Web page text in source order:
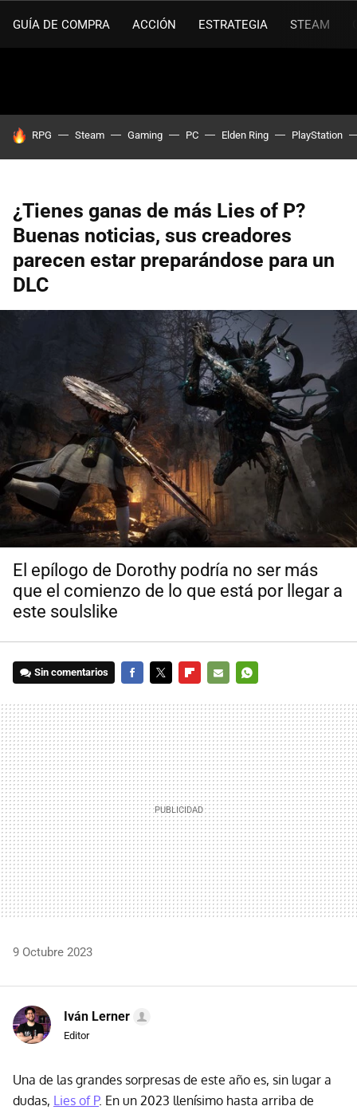
GUÍA DE COMPRA ACCIÓN ESTRATEGIA STEAM
HOY SE HABLA DE
RPG Steam Gaming PC Elden Ring PlayStation
¿Tienes ganas de más Lies of P?
Buenas noticias, sus creadores
parecen estar preparándose para un
DLC
El epílogo de Dorothy podría no ser más
que el comienzo de lo que está por llegar a
este soulslike
Sin comentarios
MAIL
9 Octubre 2023
Iván Lerner
Editor
Una de las grandes sorpresas de este año es, sin lugar a
dudas, Lies of P. En un 2023 llenísimo hasta arriba de